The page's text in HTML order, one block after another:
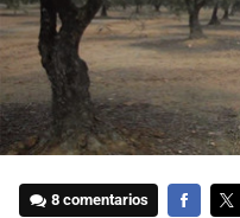
8 comentarios